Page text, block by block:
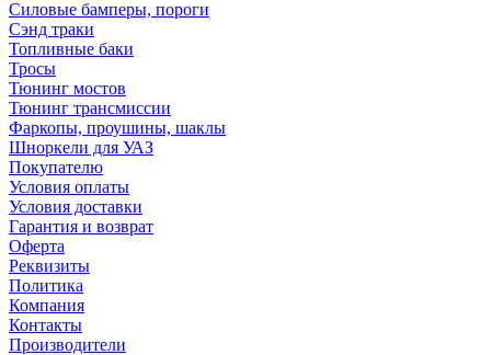
Силовые бамперы, пороги
Сэнд траки
Топливные баки
Тросы
Тюнинг мостов
Тюнинг трансмиссии
Фаркопы, проушины, шаклы
Шноркели для УАЗ
Покупателю
Условия оплаты
Условия доставки
Гарантия и возврат
Оферта
Реквизиты
Политика
Компания
Контакты
Производители